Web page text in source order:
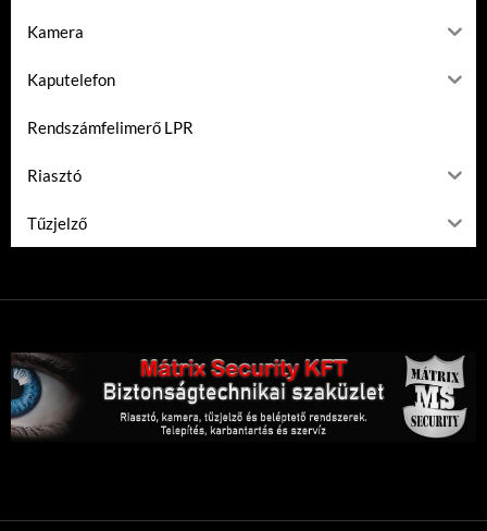
Kamera
Kaputelefon
Rendszámfelimerő LPR
Riasztó
Tűzjelző